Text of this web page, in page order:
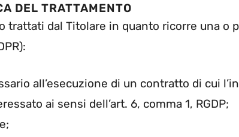
DEL TRATTAMENTO
trattati dal Titolare in quanto ricorre una o
all’esecuzione di un contratto di cui
ai sensi dell’art. 6, comma 1, RGDP;